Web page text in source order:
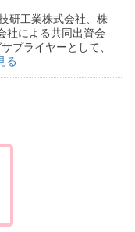
研工業株式会社、株
社による共同出資会
プライヤーとして、
る